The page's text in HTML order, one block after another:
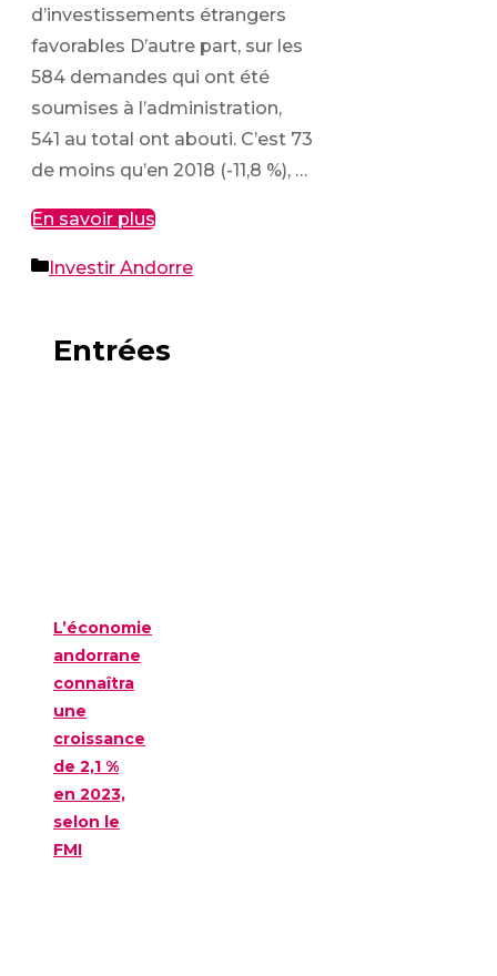
d’investissements étrangers
favorables D’autre part, sur les
584 demandes qui ont été
soumises à l’administration,
541 au total ont abouti. C’est 73
de moins qu’en 2018 (-11,8 %), …
En savoir plus
Catégories
Investir Andorre
Entrées
L’économie
andorrane
connaîtra
une
croissance
de 2,1 %
en 2023,
selon le
FMI